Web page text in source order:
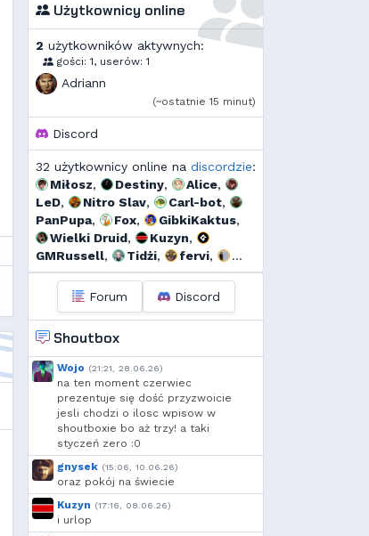
Użytkownicy online
2 użytkowników aktywnych:
gości: 1, userów: 1
Adriann
(~ostatnie 15 minut)
Discord
32 użytkownicy online na discordzie:
Miłosz, Destiny, Alice,
LeD, Nitro Slav, Carl-bot,
PanPupa, Fox, GibkiKaktus,
Wielki Druid, Kuzyn,
GMRussell, Tidżi, fervi,
Threef, Murrri, HappyOrange,
Dyno, 🆅🅸🆃🅾74🅼, szmalu
OdrzuconyKrakers, Ulti,
RuLing, Voytec
l..., Cebul Add92
Forum Discord
Shoutbox
Wojo (21:21, 28.06.26)
na ten moment czerwiec
prezentuje się dość przyzwoicie
jesli chodzi o ilosc wpisow w
shoutboxie bo aż trzy! a taki
styczeń zero :0
gnysek (15:06, 10.06.26)
oraz pokój na świecie
Kuzyn (17:16, 08.06.26)
i urlop